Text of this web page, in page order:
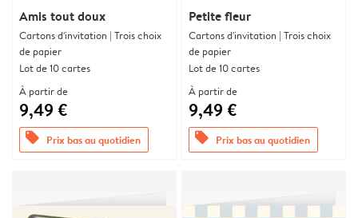
Amis tout doux
Cartons d'invitation | Trois choix
de papier
Lot de 10 cartes
À partir de
9,49 €
offers Prix bas au quotidien
Petite fleur
Cartons d'invitation | Trois choix
de papier
Lot de 10 cartes
À partir de
9,49 €
offers Prix bas au quotidien